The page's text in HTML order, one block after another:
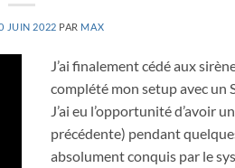
JUIN 2022 PAR MAX
J’ai finalement cédé aux
complété mon setup avec un
J’ai eu l’opportunité d’avoir
précédente) pendant
absolument conquis par le